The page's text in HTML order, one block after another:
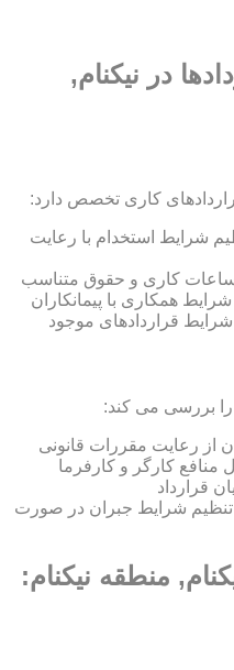
در نیکنام,
کاری تخصص دارد:
شرایط استخدام با رعایت
ساعات کاری و حقوق متناسب
همکاری با پیمانکاران
قراردادهای موجود
بررسی می کند:
از رعایت مقررات قانونی
منافع کارگر و کارفرما
قرارداد
شرایط جبران در صورت
منطقه نیکنام: